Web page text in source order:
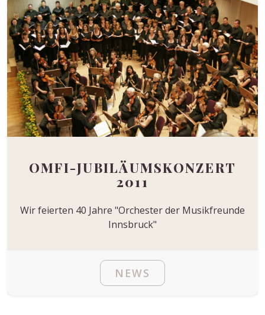
OMFI-JUBILÄUMSKONZERT
2011
Wir feierten 40 Jahre "Orchester der Musikfreunde
Innsbruck"
NEWS